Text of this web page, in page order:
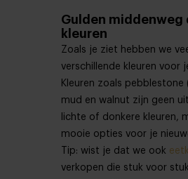
Gulden middenweg
kleuren
Zoals je ziet hebben we
verschillende kleuren voor
Kleuren zoals pebblestone
mud en walnut zijn geen
lichte of donkere kleuren,
mooie opties voor je
Tip: wist je dat we ook
verkopen die stuk voor